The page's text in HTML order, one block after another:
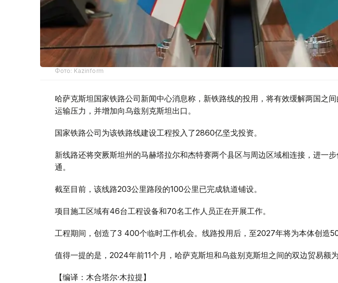
Фото: Kazinform
哈萨克斯坦国家铁路公司新闻中心消息称，新铁路线的投用，将有效缓解两国之
运输压力，并增加向乌兹别克斯坦出口。
国家铁路公司为该铁路线建设工程投入了2860亿坚戈投资。
新线路还将突厥斯坦州的马赫塔拉尔和杰特赛两个县区与周边区域相连接，进一
通。
截至目前，该线路203公里路段的100公里已完成轨道铺设。
项目施工区域有46台工程设备和70名工作人员正在开展工作。
工程期间，创造了3 400个临时工作机会。线路投用后，至2027年将为本体创造
值得一提的是，2024年前11个月，哈萨克斯坦和乌兹别克斯坦之间的双边贸易额为
【编译：木合塔尔·木拉提】